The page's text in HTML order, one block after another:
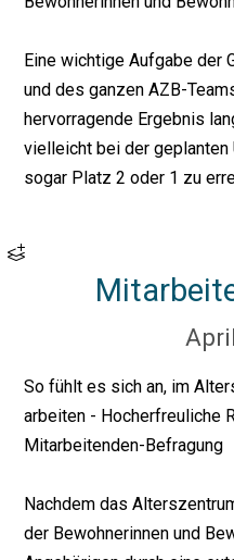
Eine wichtige Aufgabe der
und des ganzen AZB-
hervorragende Ergebnis
vielleicht bei der geplanten
sogar Platz 2 oder 1 zu
So fühlt es sich an, im
arbeiten - Hocherfreuliche
Mitarbeitenden-Befragung
Nachdem das
der Bewohnerinnen und